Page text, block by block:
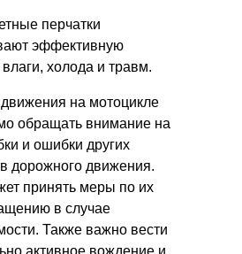
перчатки
эффективную
холода и травм.
на мотоцикле
обращать внимание на
и ошибки других
дорожного движения.
принять меры по их
в случае
Также важно вести
активное вождение и